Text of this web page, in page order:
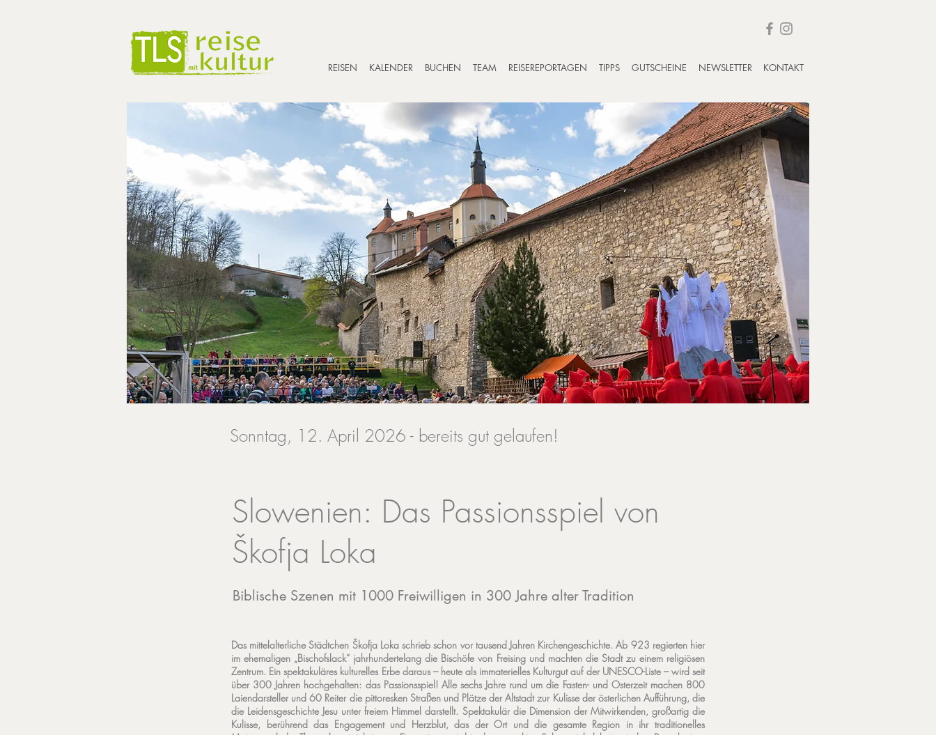
REISEN KALENDER BUCHEN TEAM REISEREPORTAGEN TIPPS GUTSCHEINE NEWSLETTER KONTAKT
Sonntag, 12. April 2026 - bereits gut gelaufen!
Slowenien: Das Passionsspiel von
Škofja Loka
Biblische Szenen mit 1000 Freiwilligen in 300 Jahre alter Tradition
Das mittelalterliche Städtchen Škofja Loka schrieb schon vor tausend Jahren Kirchengeschichte. Ab 923 regierten hier
im ehemaligen „Bischofslack“ jahrhundertelang die Bischöfe von Freising und machten die Stadt zu einem religiösen
Zentrum. Ein spektakuläres kulturelles Erbe daraus – heute als immaterielles Kulturgut auf der UNESCO-Liste – wird seit
über 300 Jahren hochgehalten: das Passionsspiel! Alle sechs Jahre rund um die Fasten- und Osterzeit machen 800
Laiendarsteller und 60 Reiter die pittoresken Straßen und Plätze der Altstadt zur Kulisse der österlichen Aufführung, die
die Leidensgeschichte Jesu unter freiem Himmel darstellt. Spektakulär die Dimension der Mitwirkenden, großartig die
Kulisse, berührend das Engagement und Herzblut, das der Ort und die gesamte Region in ihr traditionelles